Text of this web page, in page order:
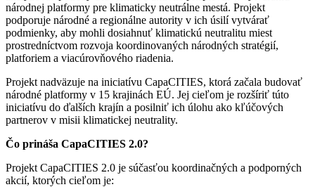
národnej platformy pre klimaticky neutrálne mestá. Projekt
podporuje národné a regionálne autority v ich úsilí vytvárať
podmienky, aby mohli dosiahnuť klimatickú neutralitu miest
prostredníctvom rozvoja koordinovaných národných stratégií,
platforiem a viacúrovňového riadenia.
Projekt nadväzuje na iniciatívu CapaCITIES, ktorá začala budovať
národné platformy v 15 krajinách EÚ. Jej cieľom je rozšíriť túto
iniciatívu do ďalších krajín a posilniť ich úlohu ako kľúčových
partnerov v misii klimatickej neutrality.
Čo prináša CapaCITIES 2.0?
Projekt CapaCITIES 2.0 je súčasťou koordinačných a podporných
akcií, ktorých cieľom je: